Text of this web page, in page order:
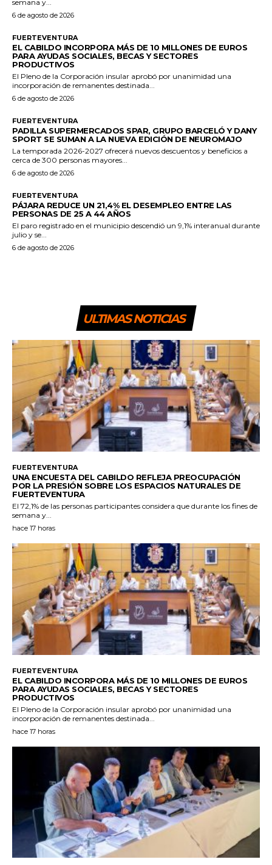
semana y...
6 de agosto de 2026
FUERTEVENTURA
EL CABILDO INCORPORA MÁS DE 10 MILLONES DE EUROS
PARA AYUDAS SOCIALES, BECAS Y SECTORES
PRODUCTIVOS
El Pleno de la Corporación insular aprobó por unanimidad una
incorporación de remanentes destinada...
6 de agosto de 2026
FUERTEVENTURA
PADILLA SUPERMERCADOS SPAR, GRUPO BARCELÓ Y DANY
SPORT SE SUMAN A LA NUEVA EDICIÓN DE NEUROMAJO
La temporada 2026-2027 ofrecerá nuevos descuentos y beneficios a
cerca de 300 personas mayores...
6 de agosto de 2026
FUERTEVENTURA
PÁJARA REDUCE UN 21,4% EL DESEMPLEO ENTRE LAS
PERSONAS DE 25 A 44 AÑOS
El paro registrado en el municipio descendió un 9,1% interanual durante
julio y se...
6 de agosto de 2026
ULTIMAS NOTICIAS
FUERTEVENTURA
UNA ENCUESTA DEL CABILDO REFLEJA PREOCUPACIÓN
POR LA PRESIÓN SOBRE LOS ESPACIOS NATURALES DE
FUERTEVENTURA
El 72,1% de las personas participantes considera que durante los fines de
semana y...
hace 17 horas
FUERTEVENTURA
EL CABILDO INCORPORA MÁS DE 10 MILLONES DE EUROS
PARA AYUDAS SOCIALES, BECAS Y SECTORES
PRODUCTIVOS
El Pleno de la Corporación insular aprobó por unanimidad una
incorporación de remanentes destinada...
hace 17 horas